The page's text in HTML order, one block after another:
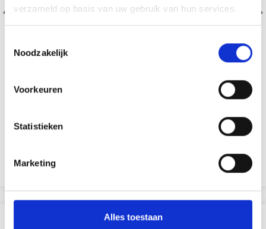
verzameld op basis van uw gebruik van hun services.
Noodzakelijk
Voorkeuren
Statistieken
Marketing
Alles toestaan
EUR 29.60EUR 36.99
Voeg toe aan winkelwagen
ANDEREN KOCHTEN OOK